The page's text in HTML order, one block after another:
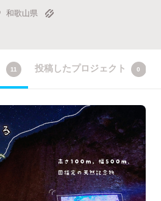
和歌山県
11 投稿したプロジェクト 0